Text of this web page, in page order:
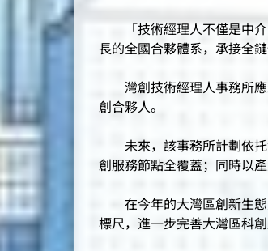
「技術經理人不僅是中介
長的全國合夥體系，承接全
灣創技術經理人事務所應
創合夥人。
未來，該事務所計劃依托
創服務節點全覆蓋；同時以
在今年的大灣區創新生態
標尺，進一步完善大灣區科創